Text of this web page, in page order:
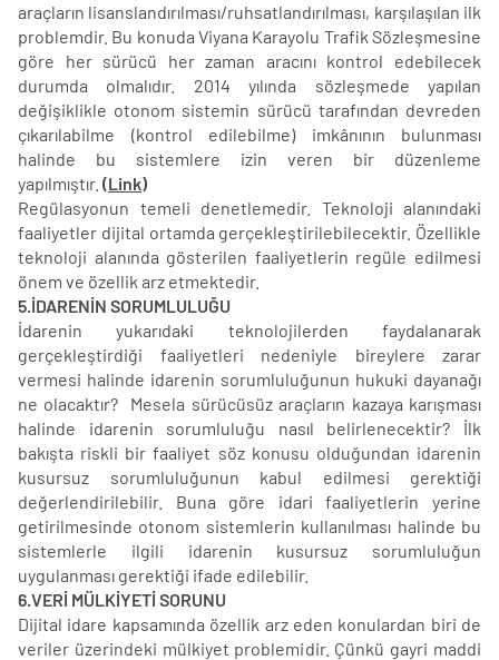
araçların lisanslandırılması/ruhsatlandırılması, karşılaşılan ilk
problemdir. Bu konuda Viyana Karayolu Trafik Sözleşmesine
göre her sürücü her zaman aracını kontrol edebilecek
durumda olmalıdır. 2014 yılında sözleşmede yapılan
değişiklikle otonom sistemin sürücü tarafından devreden
çıkarılabilme (kontrol edilebilme) imkânının bulunması
halinde bu sistemlere izin veren bir düzenleme
yapılmıştır. (Link)
Regülasyonun temeli denetlemedir. Teknoloji alanındaki
faaliyetler dijital ortamda gerçekleştirilebilecektir. Özellikle
teknoloji alanında gösterilen faaliyetlerin regüle edilmesi
önem ve özellik arz etmektedir.
5.İDARENİN SORUMLULUĞU
İdarenin yukarıdaki teknolojilerden faydalanarak
gerçekleştirdiği faaliyetleri nedeniyle bireylere zarar
vermesi halinde idarenin sorumluluğunun hukuki dayanağı
ne olacaktır? Mesela sürücüsüz araçların kazaya karışması
halinde idarenin sorumluluğu nasıl belirlenecektir? İlk
bakışta riskli bir faaliyet söz konusu olduğundan idarenin
kusursuz sorumluluğunun kabul edilmesi gerektiği
değerlendirilebilir. Buna göre idari faaliyetlerin yerine
getirilmesinde otonom sistemlerin kullanılması halinde bu
sistemlerle ilgili idarenin kusursuz sorumluluğun
uygulanması gerektiği ifade edilebilir.
6.VERİ MÜLKİYETİ SORUNU
Dijital idare kapsamında özellik arz eden konulardan biri de
veriler üzerindeki mülkiyet problemidir. Çünkü gayri maddi